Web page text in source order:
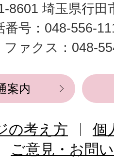
市
役
所
8601 埼玉県行田
番号：048-556-
ファクス：048-
案内
の考え方
個
ご意見・お問